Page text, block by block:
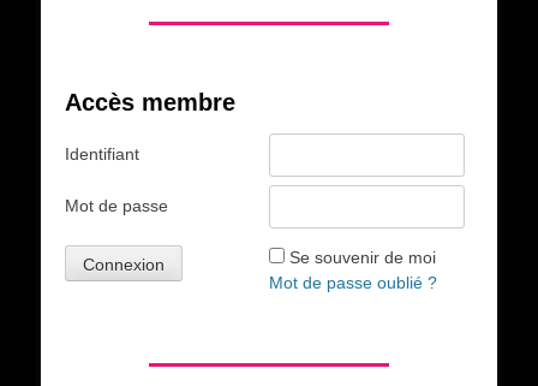
Accès membre
Identifiant
Mot de passe
Se souvenir de moi
Mot de passe oublié ?